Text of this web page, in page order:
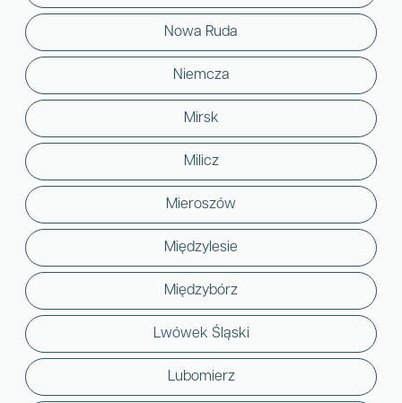
Nowa Ruda
Niemcza
Mirsk
Milicz
Mieroszów
Międzylesie
Międzybórz
Lwówek Śląski
Lubomierz